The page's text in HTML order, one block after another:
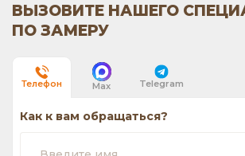
ВЫЗОВИТЕ НАШЕГО
ПО ЗАМЕРУ
Телефон Max Telegram
Как к вам обращаться?